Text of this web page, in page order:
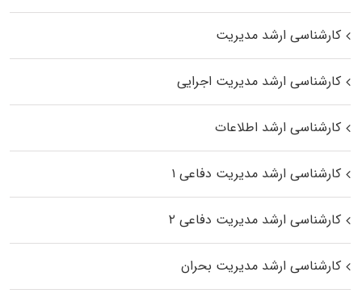
کارشناسی ارشد مدیریت
کارشناسی ارشد مدیریت اجرایی
کارشناسی ارشد اطلاعات
کارشناسی ارشد مدیریت دفاعی ۱
کارشناسی ارشد مدیریت دفاعی ۲
کارشناسی ارشد مدیریت بحران